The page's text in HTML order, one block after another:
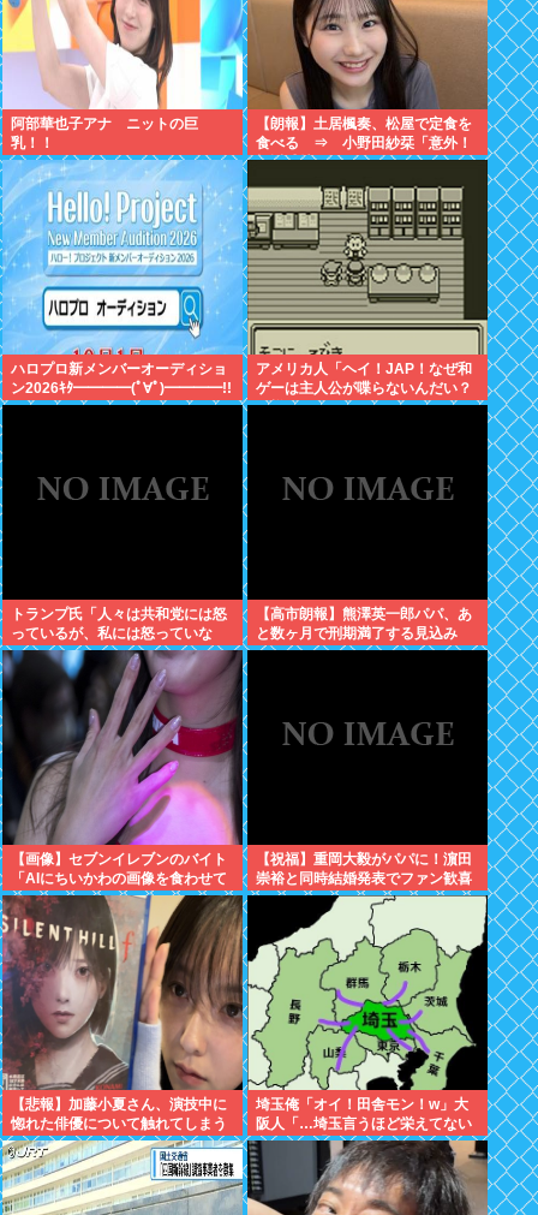
阿部華也子アナ ニットの巨
乳！！
【朗報】土居楓奏、松屋で定食を
食べる ⇒ 小野田紗栞「意外！
親近感持った」
ハロプロ新メンバーオーディショ
ン2026ｷﾀ━━━━(ﾟ∀ﾟ)━━━━!!
アメリカ人「ヘイ！JAP！なぜ和
ゲーは主人公が喋らないんだい？
異様だよ？」
トランプ氏「人々は共和党には怒
っているが、私には怒っていな
い」
【高市朗報】熊澤英一郎パパ、あ
と数ヶ月で刑期満了する見込み
【画像】セブンイレブンのバイト
「AIにちいかわの画像を食わせて
っと…できた！」⇒！
【祝福】重岡大毅がパパに！濵田
崇裕と同時結婚発表でファン歓喜
【悲報】加藤小夏さん、演技中に
惚れた俳優について触れてしまう
埼玉俺「オイ！田舎モン！w」大
阪人「…埼玉言うほど栄えてない
やん」俺「でも、西やんw」